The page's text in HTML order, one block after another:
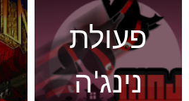
פעולת
נינג'ה